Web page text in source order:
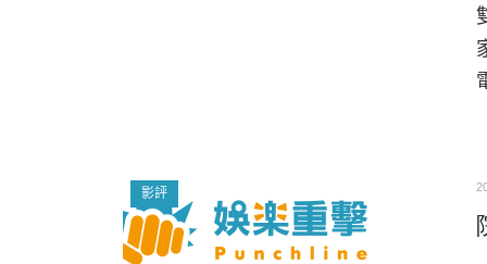
影評